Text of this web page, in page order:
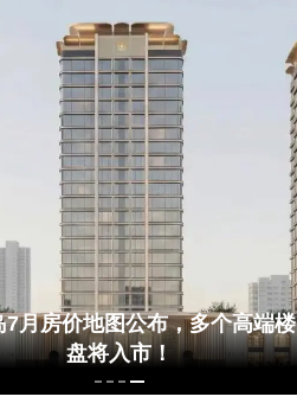
7月房价地图公布，多个高端楼
盘将入市！